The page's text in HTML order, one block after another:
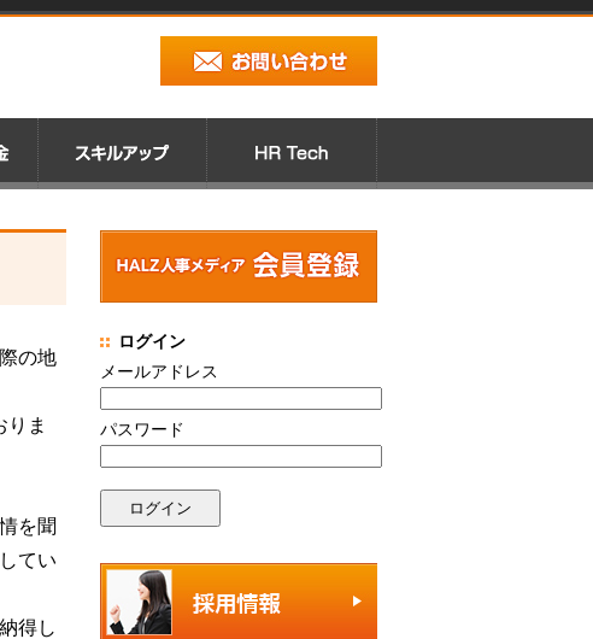
の地
りま
を聞
てい
得し
ログイン
メールアドレス
パスワード